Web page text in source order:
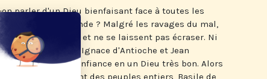
parler d'un Dieu bienfaisant face à toutes les
accablent le monde ? Malgré les ravages du mal,
se redressent et ne se laissent pas écraser. Ni
n'empêchèrent Ignace d'Antioche et Jean
proclamer leur confiance en un Dieu très bon. Alors
la famine frappaient des peuples entiers, Basile de